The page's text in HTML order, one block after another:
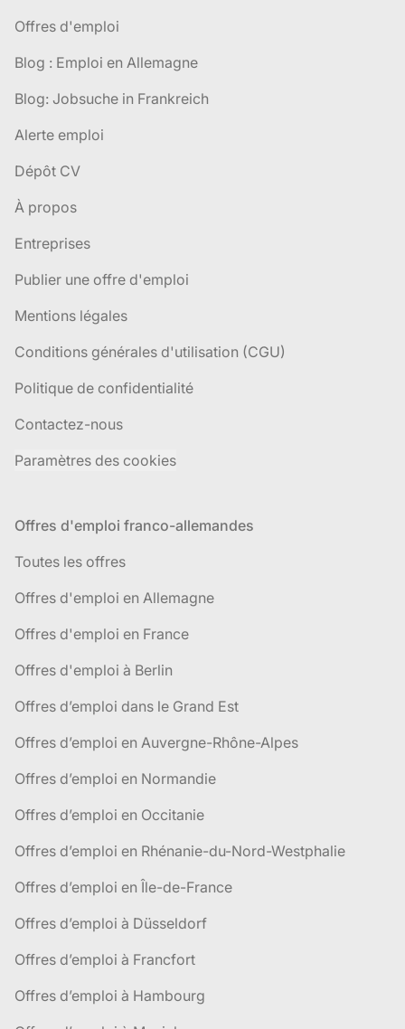
Offres d'emploi
Blog : Emploi en Allemagne
Blog: Jobsuche in Frankreich
Alerte emploi
Dépôt CV
À propos
Entreprises
Publier une offre d'emploi
Mentions légales
Conditions générales d'utilisation (CGU)
Politique de confidentialité
Contactez-nous
Paramètres des cookies
Offres d'emploi franco-allemandes
Toutes les offres
Offres d'emploi en Allemagne
Offres d'emploi en France
Offres d'emploi à Berlin
Offres d’emploi dans le Grand Est
Offres d’emploi en Auvergne-Rhône-Alpes
Offres d’emploi en Normandie
Offres d’emploi en Occitanie
Offres d’emploi en Rhénanie-du-Nord-Westphalie
Offres d’emploi en Île-de-France
Offres d’emploi à Düsseldorf
Offres d’emploi à Francfort
Offres d’emploi à Hambourg